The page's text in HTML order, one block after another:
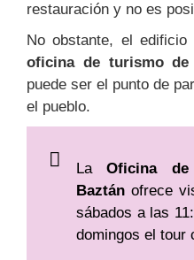
restauración y no es
No obstante, el
oficina de turismo de
puede ser el punto de
el pueblo.
LaOficina
Baztán ofrece
sábados a las
domingos el tour